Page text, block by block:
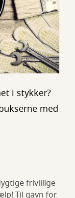
i stykker?
med
frivillige
Til gavn for